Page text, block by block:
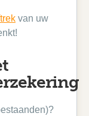
van uw